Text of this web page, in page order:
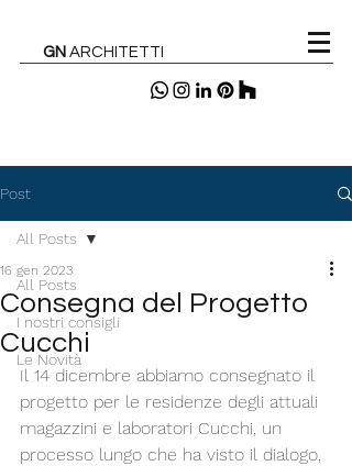
GN ARCHITETTI
Post
All Posts
I nostri consigli
Le Novità
All Posts
Consegna del Progetto
Cucchi
16 gen 2023
Il 14 dicembre abbiamo consegnato il
progetto per le residenze degli attuali
magazzini e laboratori Cucchi, un
processo lungo che ha visto il dialogo,